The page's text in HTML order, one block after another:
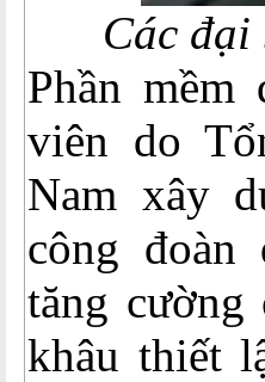
Các
Phần
viên do
Nam xây
công đoàn
tăng
khâu thiết